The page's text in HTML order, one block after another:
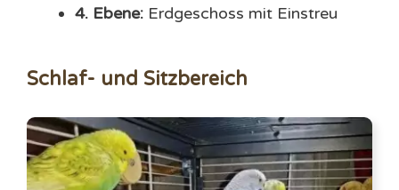
4. Ebene: Erdgeschoss mit Einstreu
Schlaf- und Sitzbereich